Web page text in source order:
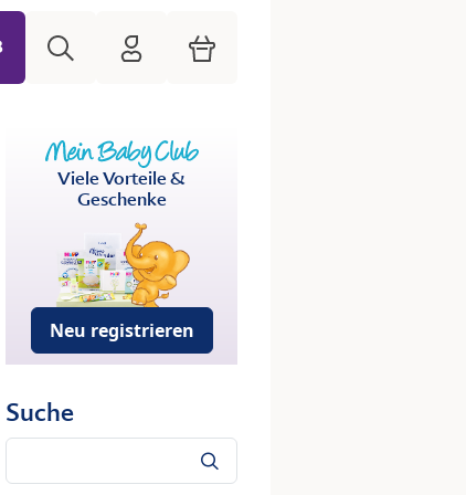
HiPP Mein Babyclub
Warenkorb
Viele Vorteile &
Geschenke
Neu registrieren
Suche